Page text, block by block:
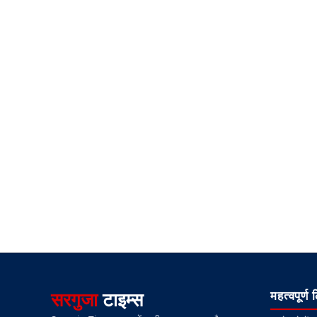
सरगुजाटाइम्स महत्वपूर्ण